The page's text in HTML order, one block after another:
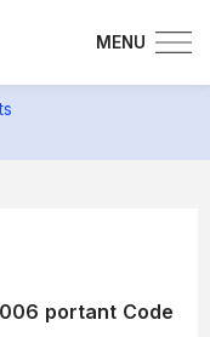
MENU
portant Code